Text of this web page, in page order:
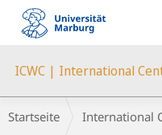
Mobile-
Navigation
ICWC | International
Breadcrumb-
Navigation
Startseite International